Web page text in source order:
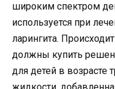
широким спектром
используется при
ларингита.
должны купить
для детей в возрасте